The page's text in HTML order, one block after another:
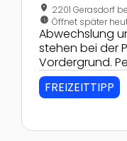
location_on 2201 Gerasdorf
nest_clock_farsight_analog Öffnet später
Abwechslung
stehen bei der
Vordergrund.
Menge
FREIZEITTIPP